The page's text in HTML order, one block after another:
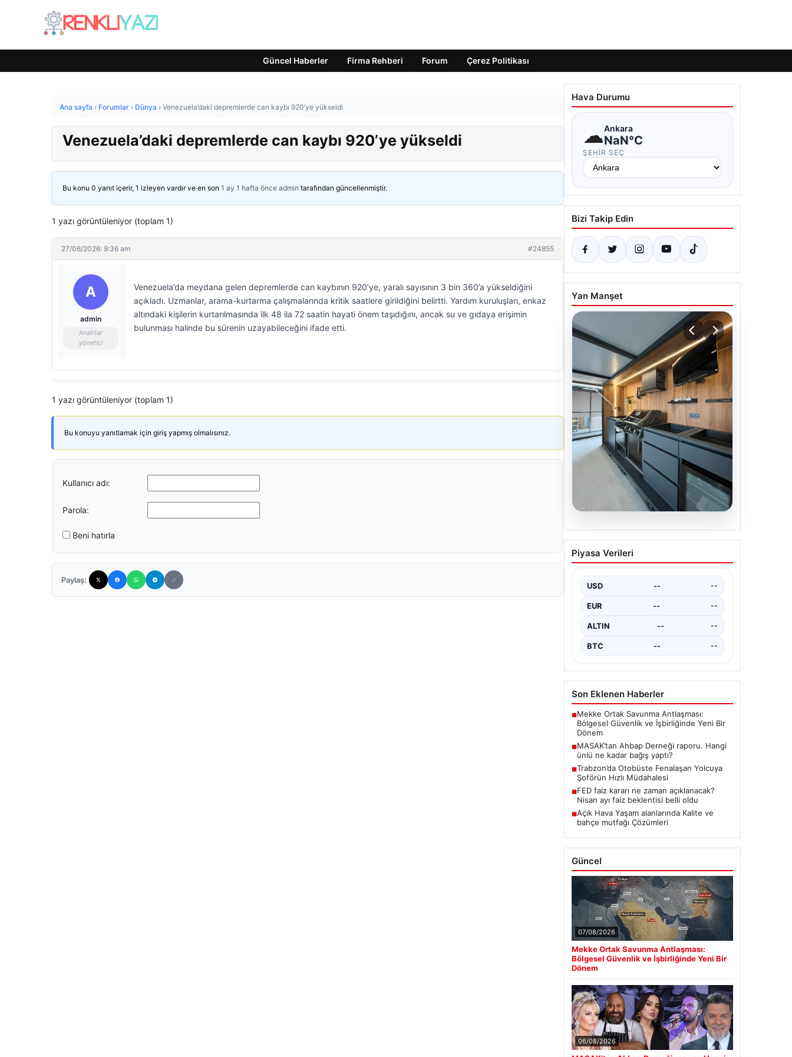
Güncel Haberler Firma Rehberi Forum Çerez Politikası
Ana sayfa › Forumlar › Dünya › Venezuela’daki depremlerde can kaybı 920’ye yükseldi
Venezuela’daki depremlerde can kaybı 920’ye yükseldi
Bu konu 0 yanıt içerir, 1 izleyen vardır ve en son 1 ay 1 hafta önce admin tarafından güncellenmiştir.
1 yazı görüntüleniyor (toplam 1)
27/06/2026: 9:36 am #24855
A
admin
Anahtar
yönetici
Venezuela’da meydana gelen depremlerde can kaybının 920’ye, yaralı sayısının 3 bin 360’a yükseldiğini
açıkladı. Uzmanlar, arama-kurtarma çalışmalarında kritik saatlere girildiğini belirtti. Yardım kuruluşları, enkaz
altındaki kişilerin kurtarılmasında ilk 48 ila 72 saatin hayati önem taşıdığını, ancak su ve gıdaya erişimin
bulunması halinde bu sürenin uzayabileceğini ifade etti.
1 yazı görüntüleniyor (toplam 1)
Bu konuyu yanıtlamak için giriş yapmış olmalısınız.
Kullanıcı adı:
Parola:
Beni hatırla
Paylaş:
Hava Durumu
☁Ankara
NaN°C
ŞEHIR SEÇ
Bizi Takip Edin
Yan Manşet
Açık Hava Yaşam
alanlarında Kalite ve
Günümüzde bahçe sosyal alanlar,
parçası haline gelmiştir. Doğayla
Piyasa Verileri
USD -- --
EUR -- --
ALTIN -- --
BTC -- --
Son Eklenen Haberler
■Mekke Ortak Savunma Antlaşması:
Bölgesel Güvenlik ve İşbirliğinde Yeni Bir
Dönem
■MASAK’tan Ahbap Derneği raporu. Hangi
ünlü ne kadar bağış yaptı?
■Trabzon’da Otobüste Fenalaşan Yolcuya
Şoförün Hızlı Müdahalesi
■FED faiz kararı ne zaman açıklanacak?
Nisan ayı faiz beklentisi belli oldu
■Açık Hava Yaşam alanlarında Kalite ve
bahçe mutfağı Çözümleri
Güncel
07/08/2026
Mekke Ortak Savunma Antlaşması:
Bölgesel Güvenlik ve İşbirliğinde Yeni Bir
Dönem
06/08/2026